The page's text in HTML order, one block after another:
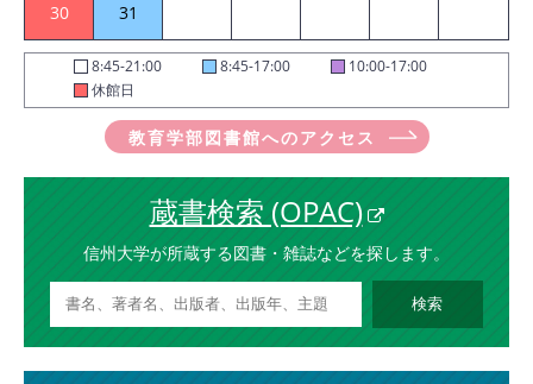
30 31
8:45-21:00 8:45-17:00
10:00-17:00
休館日
教育学部図書館へのアクセス
蔵書検索 (OPAC)
信州大学が所蔵する図書・雑誌などを探します。